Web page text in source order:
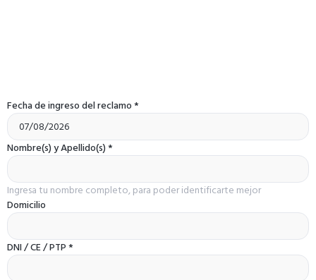
Fecha de ingreso del reclamo*
Nombre(s) y Apellido(s)*
Ingresa tu nombre completo, para poder identificarte mejor
Domicilio
DNI / CE / PTP*